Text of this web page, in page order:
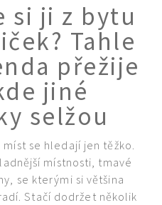
si ji z bytu
Tahle
přežije
jiné
selžou
se hledají jen těžko.
místnosti, tmavé
se kterými si většina
Stačí dodržet několik